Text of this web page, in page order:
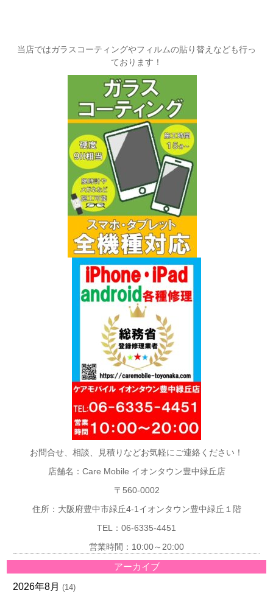
当店ではガラスコーティングやフィルムの貼り替えなども行っ
ております！
お問合せ、相談、見積りなどお気軽にご連絡ください！
店舗名：Care Mobile イオンタウン豊中緑丘店
〒560-0002
住所：大阪府豊中市緑丘4-1イオンタウン豊中緑丘１階
TEL：06-6335-4451
営業時間：10:00～20:00
アーカイブ
2026年8月 (14)